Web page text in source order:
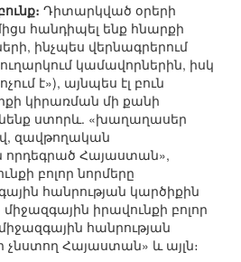
Դիտարկված օրերի
հանդիպել ենք հնարքի
ինչպես վերնագրերում
կամավորներին, իսկ
է»), այնպես էլ բուն
կիրառման մի քանի
ստորև. «խաղաղասեր
զավթողական
որդեգրած Հայաստան»,
բոլոր նորմերը
հանրության կարծիքին
իրավունքի բոլոր
հանրության
Հայաստան» և այլն։